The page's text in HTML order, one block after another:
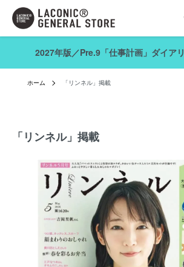
2027年版／Pre.9「仕事計画」ダイア
ホーム 「リンネル」掲載
「リンネル」掲載